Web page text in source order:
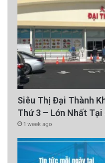
Siêu Thị Đại Thành
Thứ 3 – Lớn Nhất
1 week ago